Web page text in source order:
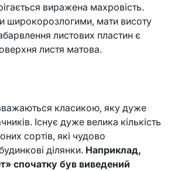
виражена махровість.
широкорозлогими, мати висоту
листових пластин є
листя матова.
класикою, яку дуже
Існує дуже велика кількість
сортів, які чудово
ділянки. Наприклад,
спочатку був виведений